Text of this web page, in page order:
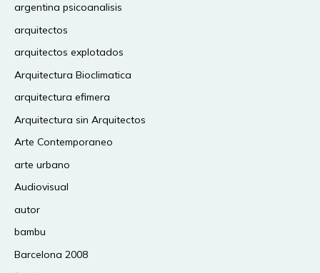
argentina psicoanalisis
arquitectos
arquitectos explotados
Arquitectura Bioclimatica
arquitectura efimera
Arquitectura sin Arquitectos
Arte Contemporaneo
arte urbano
Audiovisual
autor
bambu
Barcelona 2008